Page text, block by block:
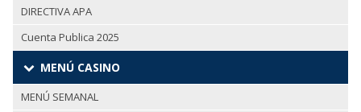
DIRECTIVA APA
Cuenta Publica 2025
MENÚ CASINO
MENÚ SEMANAL